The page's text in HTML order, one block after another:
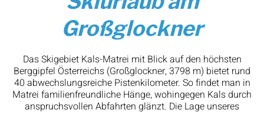
Großglockner
Das Skigebiet Kals-Matrei mit Blick auf den höchsten
Berggipfel Österreichs (Großglockner, 3798 m) bietet rund
40 abwechslungsreiche Pistenkilometer. So findet man in
Matrei familienfreundliche Hänge, wohingegen Kals durch
anspruchsvollen Abfahrten glänzt. Die Lage unseres